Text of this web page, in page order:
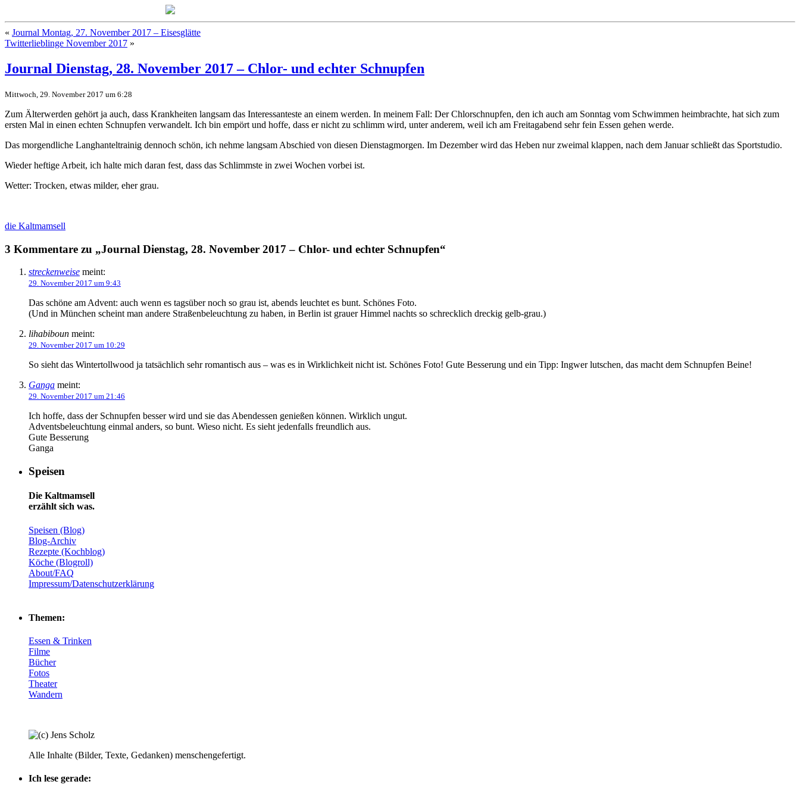
« Journal Montag, 27. November 2017 – Eisesglätte
Twitterlieblinge November 2017 »
Journal Dienstag, 28. November 2017 – Chlor- und echter Schnupfen
Mittwoch, 29. November 2017 um 6:28
Zum Älterwerden gehört ja auch, dass Krankheiten langsam das Interessanteste an einem werden. In meinem Fall: Der Chlorschnupfen, den ich auch am Sonntag vom Schwimmen heimbrachte, hat sich zum
ersten Mal in einen echten Schnupfen verwandelt. Ich bin empört und hoffe, dass er nicht zu schlimm wird, unter anderem, weil ich am Freitagabend sehr fein Essen gehen werde.
Das morgendliche Langhanteltrainig dennoch schön, ich nehme langsam Abschied von diesen Dienstagmorgen. Im Dezember wird das Heben nur zweimal klappen, nach dem Januar schließt das Sportstudio.
Wieder heftige Arbeit, ich halte mich daran fest, dass das Schlimmste in zwei Wochen vorbei ist.
Wetter: Trocken, etwas milder, eher grau.
die Kaltmamsell
3 Kommentare zu „Journal Dienstag, 28. November 2017 – Chlor- und echter Schnupfen“
streckenweise meint:
29. November 2017 um 9:43
Das schöne am Advent: auch wenn es tagsüber noch so grau ist, abends leuchtet es bunt. Schönes Foto.
(Und in München scheint man andere Straßenbeleuchtung zu haben, in Berlin ist grauer Himmel nachts so schrecklich dreckig gelb-grau.)
lihabiboun meint:
29. November 2017 um 10:29
So sieht das Wintertollwood ja tatsächlich sehr romantisch aus – was es in Wirklichkeit nicht ist. Schönes Foto! Gute Besserung und ein Tipp: Ingwer lutschen, das macht dem Schnupfen Beine!
Ganga meint:
29. November 2017 um 21:46
Ich hoffe, dass der Schnupfen besser wird und sie das Abendessen genießen können. Wirklich ungut.
Adventsbeleuchtung einmal anders, so bunt. Wieso nicht. Es sieht jedenfalls freundlich aus.
Gute Besserung
Ganga
Speisen
Die Kaltmamsell
erzählt sich was.
Speisen (Blog)
Blog-Archiv
Rezepte (Kochblog)
Köche (Blogroll)
About/FAQ
Impressum/Datenschutzerklärung
Themen:
Essen & Trinken
Filme
Bücher
Fotos
Theater
Wandern
Alle Inhalte (Bilder, Texte, Gedanken) menschengefertigt.
Ich lese gerade: